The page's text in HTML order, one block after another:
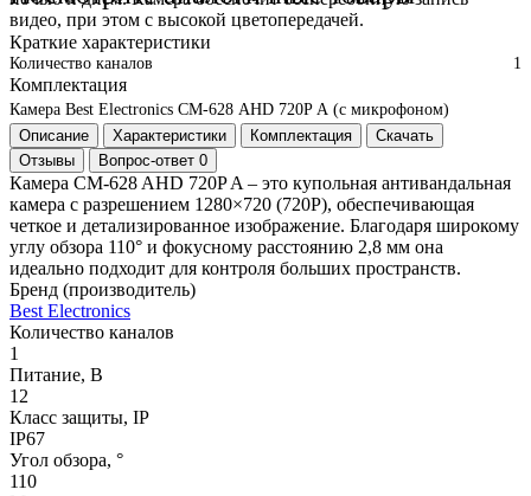
видео, при этом с высокой цветопередачей.
Краткие характеристики
Количество каналов 1
Комплектация
Камера Best Electronics СМ-628 AHD 720P А (с микрофоном)
Описание
Характеристики Комплектация
Скачать
Отзывы
Вопрос-ответ 0
Камера CM-628 AHD 720P A – это купольная антивандальная
камера с разрешением 1280×720 (720P), обеспечивающая
четкое и детализированное изображение. Благодаря широкому
углу обзора 110° и фокусному расстоянию 2,8 мм она
идеально подходит для контроля больших пространств.
Бренд (производитель)
Best Electronics
Количество каналов
1
Питание, В
12
Класс защиты, IP
IP67
Угол обзора, °
110